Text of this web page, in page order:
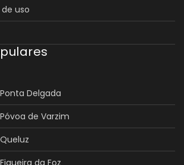
uso
Delgada
de Varzim
da Foz